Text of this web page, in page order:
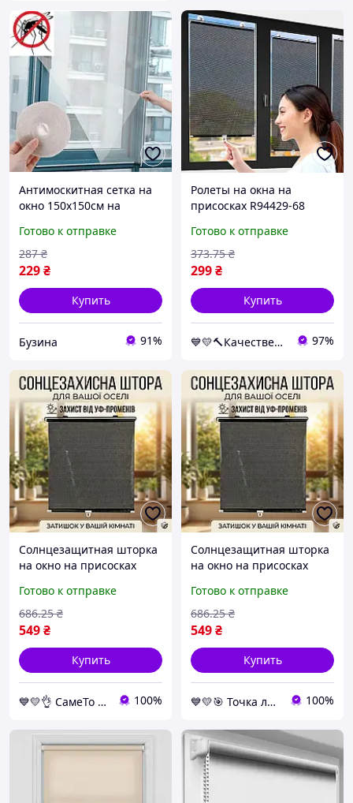
Антимоскитная сетка на
окно 150х150см на
buzyna
Готово к отправке
229₴
287 ₴
Купить
Бузина 91%
Ролеты на окна на
присосках R94429-68
шторка солнцезащитная
для авто и квартиры
Готово к отправке
299₴
373.75 ₴
Купить
💙💛🔨Качественный товар с доставкой по Украине🎁％🚚 ⤵ 97%
Солнцезащитная шторка
на окно на присосках
Чёрный, ролеты на окна
без сверления
Готово к отправке
549₴
686.25 ₴
Купить
💙💛👌 СамеТо ТМ интернет-магазин sameto.com.ua 🎁％🚚 ⤵ 100%
Солнцезащитная шторка
на окно на присосках
Чёрный, ролеты на окна
без сверления
Готово к отправке
549₴
686.25 ₴
Купить
💙💛🎯 Точка лучших покупок ⚖ ⤵ 100%